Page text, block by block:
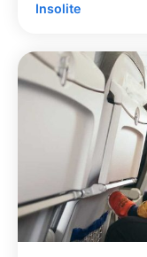
Insolite